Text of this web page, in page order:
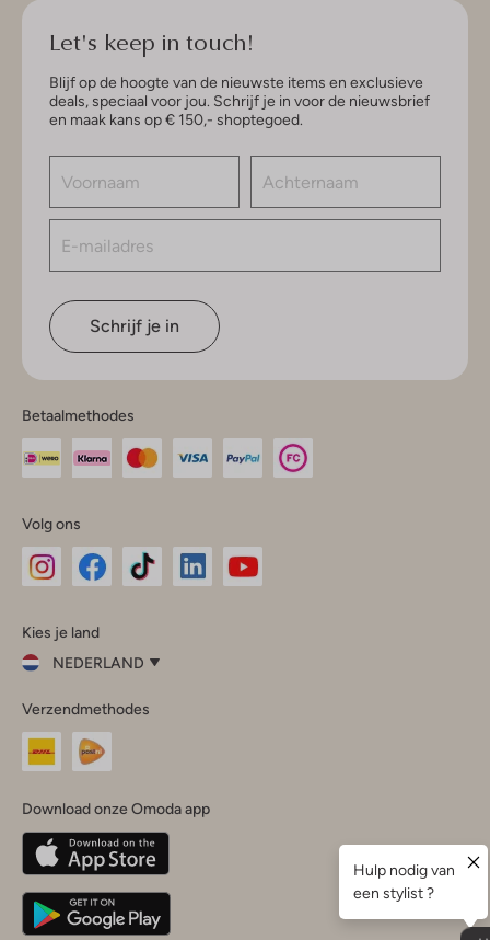
Let's keep in touch!
Blijf op de hoogte van de nieuwste items en exclusieve
deals, speciaal voor jou. Schrijf je in voor de nieuwsbrief
en maak kans op € 150,- shoptegoed.
Schrijf je in
Betaalmethodes
Volg ons
InstagramFacebook
Kies je land
NEDERLAND
je
land
Nederland
Belgique(Français)
Deutschland
Verzendmethodes
Download onze Omoda app